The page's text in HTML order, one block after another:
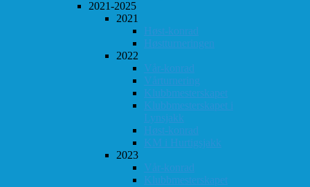
2021-2025
2021
Høst-konrad
Høstturneringen
2022
Vår-konrad
Vårturnering
Klubbmesterskapet
Klubbmesterskapet i
Lynsjakk
Høst-konrad
KM i Hurtigsjakk
2023
Vår-konrad
Klubbmesterskapet